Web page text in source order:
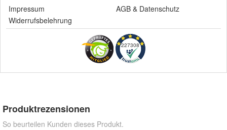
Impressum
AGB & Datenschutz
Widerrufsbelehrung
227308
Produktrezensionen
So beurteilen Kunden dieses Produkt.